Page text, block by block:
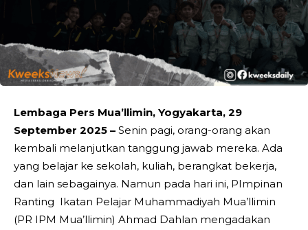
Lembaga Pers Mua’llimin, Yogyakarta, 29
September 2025 – Senin pagi, orang-orang akan
kembali melanjutkan tanggung jawab mereka. Ada
yang belajar ke sekolah, kuliah, berangkat bekerja,
dan lain sebagainya. Namun pada hari ini, PImpinan
Ranting Ikatan Pelajar Muhammadiyah Mua’llimin
(PR IPM Mua’llimin) Ahmad Dahlan mengadakan